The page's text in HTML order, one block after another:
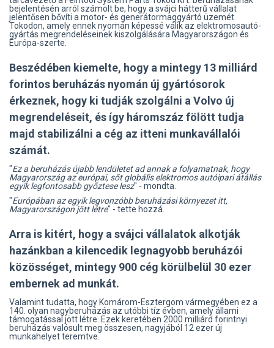
bejelentésén arról számolt be, hogy a svájci hátterű vállalat
jelentősen bővíti a motor- és generátormaggyártó üzemét
Tokodon, amely ennek nyomán képessé válik az elektromosautó-
gyártás megrendeléseinek kiszolgálására Magyarországon és
Európa-szerte.
Beszédében kiemelte, hogy a mintegy 13 milliárd
forintos beruházás nyomán új gyártósorok
érkeznek, hogy ki tudják szolgálni a Volvo új
megrendeléseit, és így háromszáz fölött tudja
majd stabilizálni a cég az itteni munkavállalói
számát.
"Ez a beruházás újabb lendületet ad annak a folyamatnak, hogy
Magyarország az európai, sőt globális elektromos autóipari átállás
egyik legfontosabb győztese lesz" - mondta.
"Európában az egyik legvonzóbb beruházási környezet itt,
Magyarországon jött létre" - tette hozzá.
Arra is kitért, hogy a svájci vállalatok alkotják
hazánkban a kilencedik legnagyobb beruházói
közösséget, mintegy 900 cég körülbelül 30 ezer
embernek ad munkát.
Valamint tudatta, hogy Komárom-Esztergom vármegyében ez a
140. olyan nagyberuházás az utóbbi tíz évben, amely állami
támogatással jött létre. Ezek keretében 2000 milliárd forintnyi
beruházás valósult meg összesen, nagyjából 12 ezer új
munkahelyet teremtve.